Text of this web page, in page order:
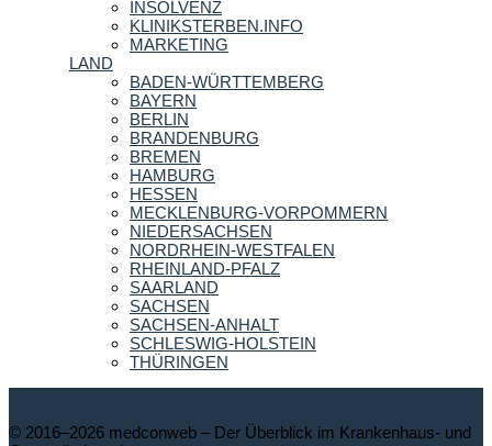
INSOLVENZ
KLINIKSTERBEN.INFO
MARKETING
LAND
BADEN-WÜRTTEMBERG
BAYERN
BERLIN
BRANDENBURG
BREMEN
HAMBURG
HESSEN
MECKLENBURG-VORPOMMERN
NIEDERSACHSEN
NORDRHEIN-WESTFALEN
RHEINLAND-PFALZ
SAARLAND
SACHSEN
SACHSEN-ANHALT
SCHLESWIG-HOLSTEIN
THÜRINGEN
© 2016–2026 medconweb – Der Überblick im Krankenhaus- und